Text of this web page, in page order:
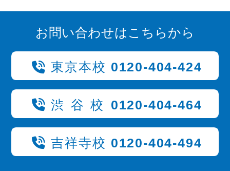
お問い合わせはこちらから
東京本校 0120-404-424
渋谷校 0120-404-464
吉祥寺校 0120-404-494